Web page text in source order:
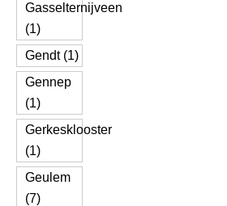
Gasselternijveen
(1)
Gendt (1)
Gennep
(1)
Gerkesklooster
(1)
Geulem
(7)